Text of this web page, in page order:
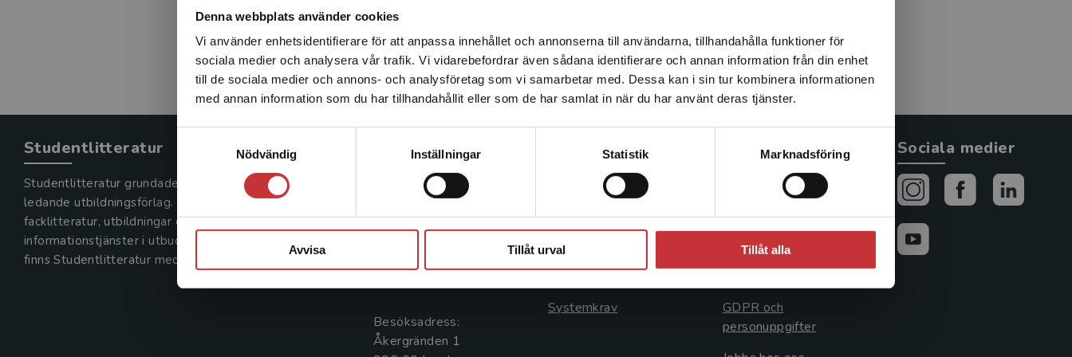
Denna webbplats använder cookies
Vi använder enhetsidentifierare för att anpassa innehållet och annonserna till användarna, tillhandahålla funktioner för
sociala medier och analysera vår trafik. Vi vidarebefordrar även sådana identifierare och annan information från din enhet
till de sociala medier och annons- och analysföretag som vi samarbetar med. Dessa kan i sin tur kombinera informationen
med annan information som du har tillhandahållit eller som de har samlat in när du har använt deras tjänster.
Nödvändig
Inställningar Statistik Marknadsföring
Avvisa Tillåt urval Tillåt alla
Det verkar som att du besöker studentlitteratur.se via en
enhet utanför Sverige. Vi erbjuder inte leveranser utanför
Sverige. För att kunna slutföra ett köp måste
leveransadressen vara i Sverige.Läs mer
Studentlitteratur
Studentlitteratur grundades 1963 och är idag Sveriges
ledande utbildningsförlag. Med läromedel, kurslitteratur,
facklitteratur, utbildningar och digitala
informationstjänster i utbudet,
finns Studentlitteratur med längs hela kunskapsresan.
Kontakta oss
Kontakta oss
046-31 20 00
Box 141
221 00 Lund
Besöksadress:
Åkergränden 1
Kundservice
Kontakta kundservice
046-31 21 00
Frågor och svar
Systemkrav
Allmänna länkar
Avtal och rättigheter
Cookies
GDPR och
personuppgifter
Sociala medier